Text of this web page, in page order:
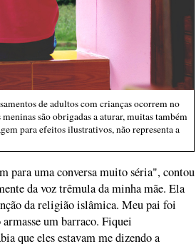
de adultos com crianças ocorrem no
são obrigadas a aturar, muitas também
para efeitos ilustrativos, não representa a
para uma conversa muito séria", contou
da voz trêmula da minha mãe. Ela
da religião islâmica. Meu pai foi
um barraco. Fiquei
que eles estavam me dizendo a